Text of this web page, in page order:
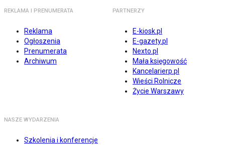
REKLAMA I PRENUMERATA
Reklama
Ogłoszenia
Prenumerata
Archiwum
PARTNERZY
E-kiosk.pl
E-gazety.pl
Nexto.pl
Mała księgowość
Kancelarierp.pl
Wieści Rolnicze
Życie Warszawy
NASZE WYDARZENIA
Szkolenia i konferencje